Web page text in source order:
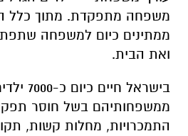
ממתינים כיום למשפחה
ואת הבית.
בישראל
ממשפחותיהם בשל חוסר
התמכרויות, מחלות קשות,